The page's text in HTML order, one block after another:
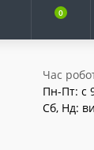
0
Час
Пн-Пт: с
Сб, Нд: